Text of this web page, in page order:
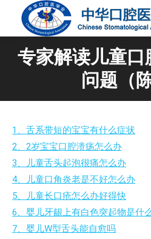
专家解读儿童
问题（
1、舌系带短的宝宝有什么症状
2、2岁宝宝口腔溃疡怎么办
3、儿童舌头起泡很痛怎么办
4、儿童口角炎老是不好怎么办
5、儿童长口疮怎么办好得快
6、婴儿牙龈上有白色突起物是什
7、婴儿W型舌头能自愈吗